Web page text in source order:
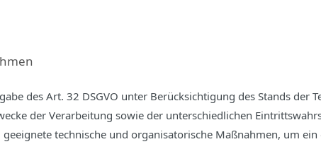
des Art. 32 DSGVO unter Berücksichtigung des Stands
der Verarbeitung sowie der unterschiedlichen
technische und organisatorische Maßnahmen, um